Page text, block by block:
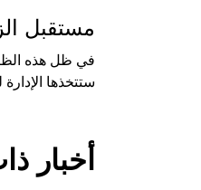
مستقبل
في ظل هذه
ستتخذها
أخبار